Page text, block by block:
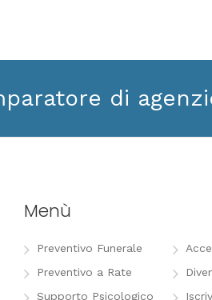
di
Menù
Preventivo Funerale
Preventivo a Rate
Supporto Psicologico